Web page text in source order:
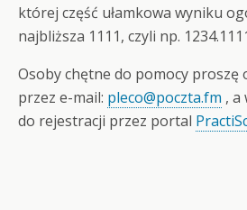
której część ułamkowa wyniku
najbliższa 1111, czyli np.
Osoby chętne do pomocy proszę
przez e-mail: pleco@poczta.fm , a
do rejestracji przez portal